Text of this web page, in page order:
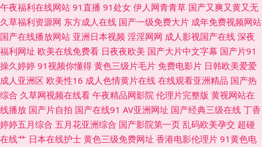
每日更新 av高清不卡 大香蕉伊人婷婷 后入黑丝老阿姨 免费看片操 日韩欧美
国产精品 丁香五月在线综合 麻豆爱豆村映画 日韩色图导航 性爱超碰 91后入
视频 ts伪娘xxx 高清午夜私人男女 精品国产欧美日韩 欧美日本另类 91视频
免费网站 成人网站香蕉 九九视频网 青娱乐AV网站 午夜福利13 91福利社红
杏 九九豆花社区 AV岛国论坛 老司机av影视 在线肏屄网 香蕉视频网站 91熊
午夜福利在线网站 91直播 91处女 伊人网青青草 国产又爽又黄又无
久草福利资源网 东方成人在线 国产一级免费大片 成年免费视频网站
国产在线播放网站 亚洲日本视频 淫淫网网 成人影视国产在线 深夜
福利网址 欧美在线免费看 日夜夜欧美 国产大片中文字幕 国产片91
操久婷婷 91视频你懂得 黄色三级片毛片 免费电影片 日韩欧美爱爱
成人亚洲区 欧美性16 成人色情黄片在线 在线观看亚洲精品 国产热
综合 久草网视频在线看 午夜精品网影院 伦理片完整版 黄视网站在
线播放 国产片自拍 国产在线91 AV亚洲网址 国产经典三级在线 丁香
婷婷五月综合 五月花亚洲综合 国产影院第一页 乱码欧美孕交 超碰
在线艹 日本在线护士 黄色三级免费网址 香港电影伦理片 91黄色电